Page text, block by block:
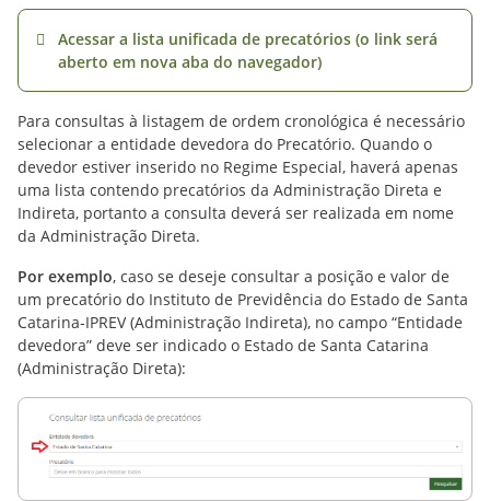
Acessar a lista unificada de precatórios (o link será
aberto em nova aba do navegador)
Para consultas à listagem de ordem cronológica é necessário
selecionar a entidade devedora do Precatório. Quando o
devedor estiver inserido no Regime Especial, haverá apenas
uma lista contendo precatórios da Administração Direta e
Indireta, portanto a consulta deverá ser realizada em nome
da Administração Direta.
Por exemplo, caso se deseje consultar a posição e valor de
um precatório do Instituto de Previdência do Estado de Santa
Catarina-IPREV (Administração Indireta), no campo “Entidade
devedora” deve ser indicado o Estado de Santa Catarina
(Administração Direta):